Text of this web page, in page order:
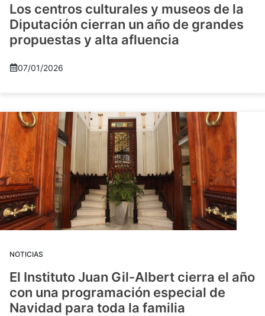
Los centros culturales y museos de la
Diputación cierran un año de grandes
propuestas y alta afluencia
07/01/2026
NOTICIAS
El Instituto Juan Gil-Albert cierra el año
con una programación especial de
Navidad para toda la familia